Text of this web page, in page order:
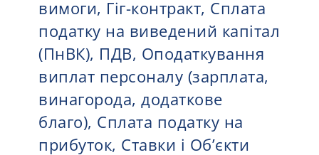
вимоги, Гіг-контракт, Сплата
податку на виведений капітал
(ПнВК), ПДВ, Оподаткування
виплат персоналу (зарплата,
винагорода, додаткове
благо), Сплата податку на
прибуток, Ставки і Об’єкти